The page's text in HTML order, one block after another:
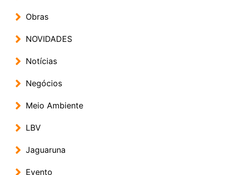
Obras
NOVIDADES
Notícias
Negócios
Meio Ambiente
LBV
Jaguaruna
Evento